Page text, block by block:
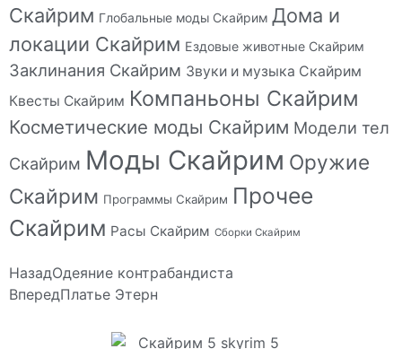
Скайрим Глобальные моды Скайрим Дома и
локации Скайрим Ездовые животные Скайрим
Заклинания Скайрим Звуки и музыка Скайрим
Квесты Скайрим Компаньоны Скайрим
Косметические моды Скайрим Модели тел
Скайрим Моды Скайрим Оружие
Скайрим Программы Скайрим Прочее
Скайрим Расы Скайрим Сборки Скайрим
НазадОдеяние контрабандиста
ВпередПлатье Этерн